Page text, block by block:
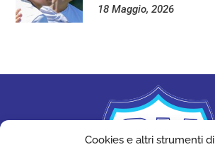
Cookies e altri strumenti di
18 Maggio, 2026